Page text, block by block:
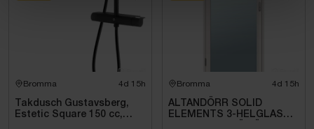
Bromma 4d 15h
Takdusch Gustavsberg,
Estetic Square 150 cc,
Bromma 4d 15h
ALTANDÖRR SOLID
ELEMENTS 3-HELGLAS